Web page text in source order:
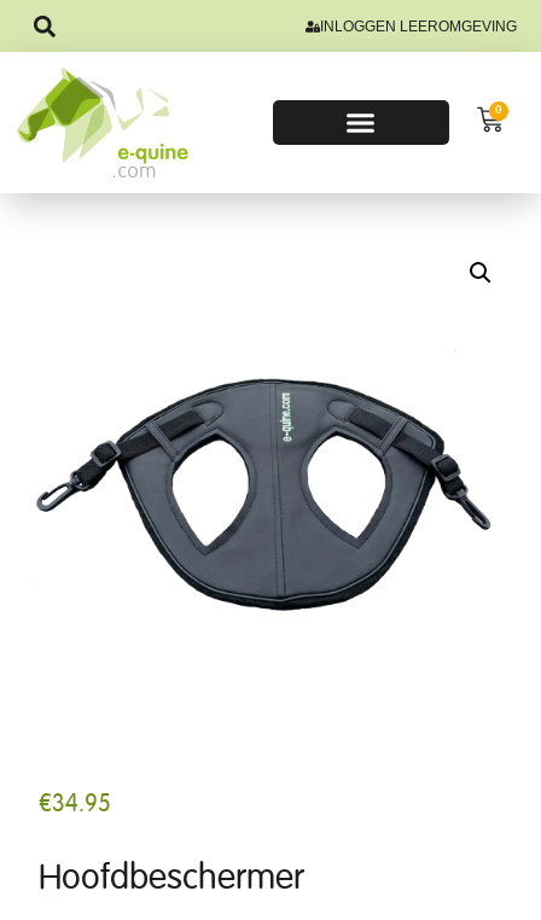
INLOGGEN LEEROMGEVING
0
€34.95
Hoofdbeschermer